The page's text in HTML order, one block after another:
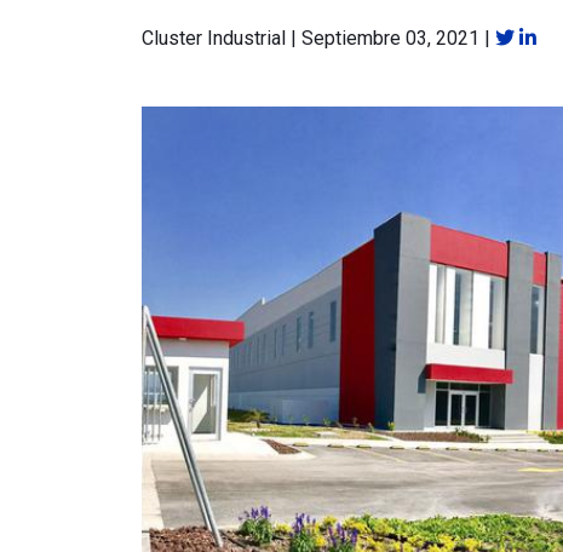
Cluster Industrial | Septiembre 03, 2021 |